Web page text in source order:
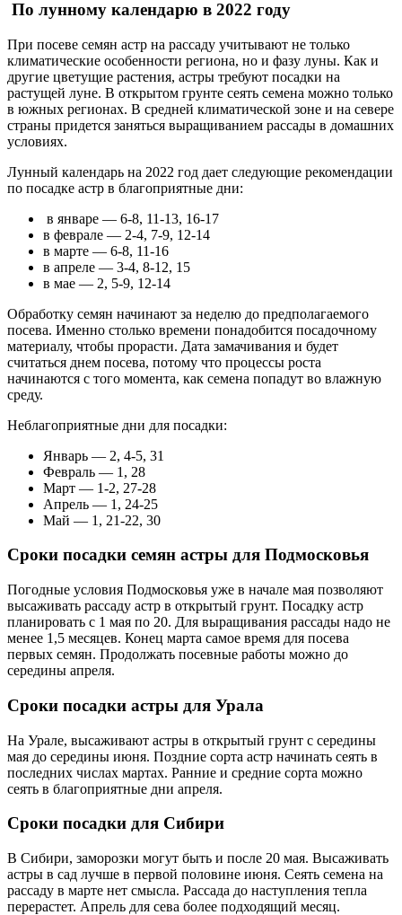
По лунному календарю в 2022 году
При посеве семян астр на рассаду учитывают не только
климатические особенности региона, но и фазу луны. Как и
другие цветущие растения, астры требуют посадки на
растущей луне. В открытом грунте сеять семена можно только
в южных регионах. В средней климатической зоне и на севере
страны придется заняться выращиванием рассады в домашних
условиях.
Лунный календарь на 2022 год дает следующие рекомендации
по посадке астр в благоприятные дни:
в январе — 6-8, 11-13, 16-17
в феврале — 2-4, 7-9, 12-14
в марте — 6-8, 11-16
в апреле — 3-4, 8-12, 15
в мае — 2, 5-9, 12-14
Обработку семян начинают за неделю до предполагаемого
посева. Именно столько времени понадобится посадочному
материалу, чтобы прорасти. Дата замачивания и будет
считаться днем посева, потому что процессы роста
начинаются с того момента, как семена попадут во влажную
среду.
Неблагоприятные дни для посадки:
Январь — 2, 4-5, 31
Февраль — 1, 28
Март — 1-2, 27-28
Апрель — 1, 24-25
Май — 1, 21-22, 30
Сроки посадки семян астры для Подмосковья
Погодные условия Подмосковья уже в начале мая позволяют
высаживать рассаду астр в открытый грунт. Посадку астр
планировать с 1 мая по 20. Для выращивания рассады надо не
менее 1,5 месяцев. Конец марта самое время для посева
первых семян. Продолжать посевные работы можно до
середины апреля.
Сроки посадки астры для Урала
На Урале, высаживают астры в открытый грунт с середины
мая до середины июня. Поздние сорта астр начинать сеять в
последних числах мартах. Ранние и средние сорта можно
сеять в благоприятные дни апреля.
Сроки посадки для Сибири
В Сибири, заморозки могут быть и после 20 мая. Высаживать
астры в сад лучше в первой половине июня. Сеять семена на
рассаду в марте нет смысла. Рассада до наступления тепла
перерастет. Апрель для сева более подходящий месяц.